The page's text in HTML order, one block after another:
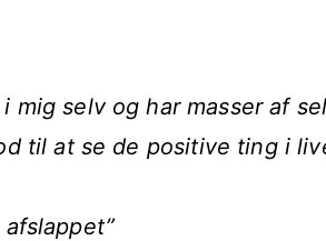
mig selv og har masser af
til at se de positive ting i
afslappet”